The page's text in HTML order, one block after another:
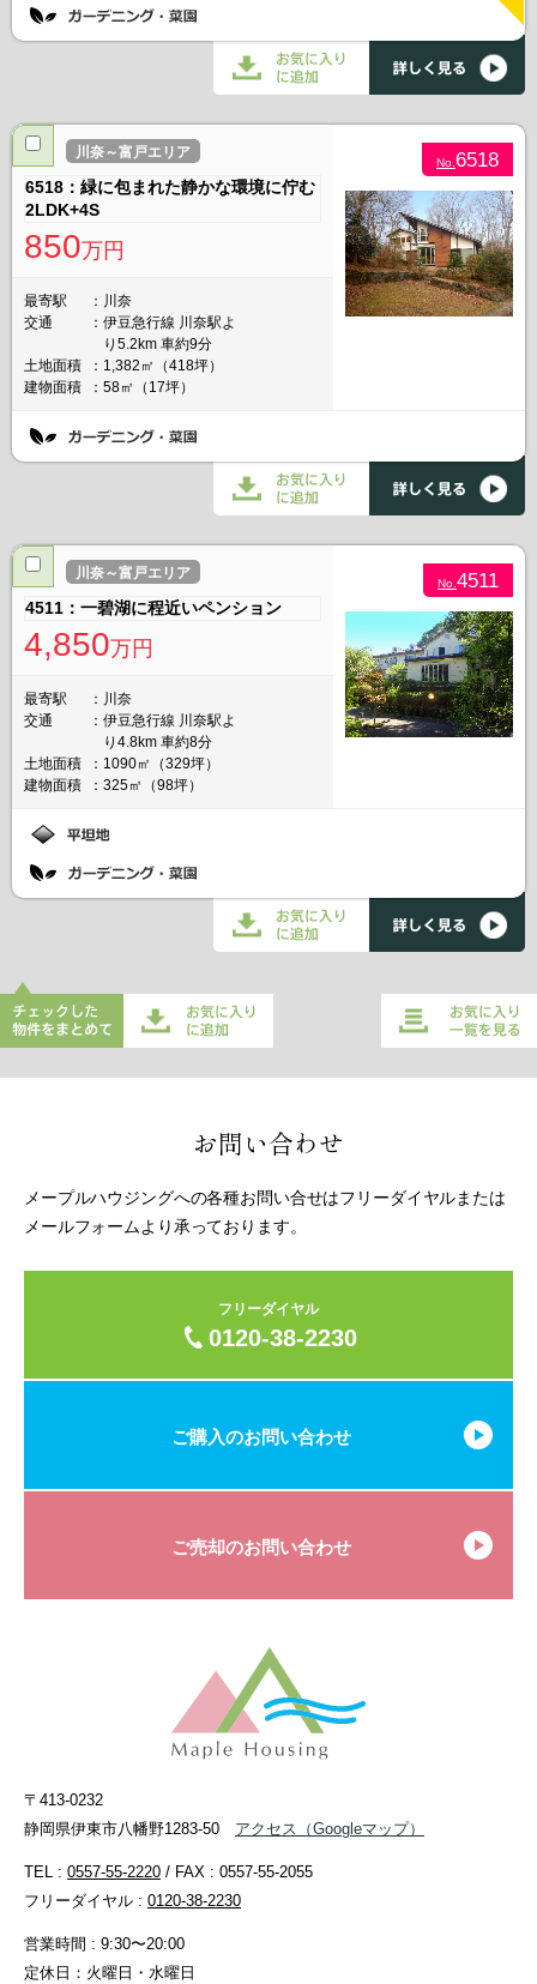
NEW
No. 6518
川奈～富戸エリア
6518：緑に包まれた静かな環境に佇む
2LDK+4S
850万円
最寄駅
川奈
交通
伊豆急行線 川奈駅よ
り5.2km 車約9分
土地面積
1,382㎡（418坪）
建物面積
58㎡（17坪）
No. 4511
川奈～富戸エリア
4511：一碧湖に程近いペンション
4,850万円
最寄駅
川奈
交通
伊豆急行線 川奈駅よ
り4.8km 車約8分
土地面積
1090㎡（329坪）
建物面積
325㎡（98坪）
お問い合わせ
メープルハウジングへの各種お問い合せはフリーダイヤルまたは
メールフォームより承っております。
フリーダイヤル
0120-38-2230
ご購入のお問い合わせ
ご売却のお問い合わせ
〒413-0232
静岡県伊東市八幡野1283-50
アクセス （Googleマップ）
TEL : 0557-55-2220 / FAX : 0557-55-2055
フリーダイヤル : 0120-38-2230
営業時間 : 9:30〜20:00
定休日：火曜日・水曜日